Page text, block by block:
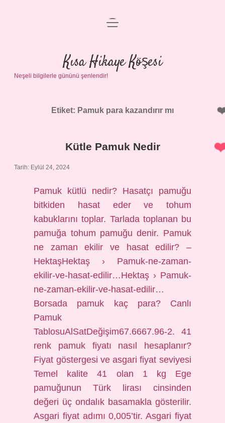
Anasayfa
Gizlilik Politikası
Yasal Uyarı
menüyü
Kısa Hikaye Köşesi
Neşeli bilgilerle gününü şenlendir!
Etiket: Pamuk para kazandırır mı
Kütle Pamuk Nedir
Tarih: Eylül 24, 2024
Pamuk kütlü nedir? Hasatçı pamuğu
bitkiden hasat eder ve tohum
kabuklarını toplar. Tarlada toplanan bu
pamuğa tohum pamuğu denir. Pamuk
ne zaman ekilir ve hasat edilir? –
HektaşHektaş › Pamuk-ne-zaman-
ekilir-ve-hasat-edilir…Hektaş › Pamuk-
ne-zaman-ekilir-ve-hasat-edilir…
Borsada pamuk kaç para? Canlı
Pamuk
TablosuAlSatDeğişim67.6667.96-2. 41
renk pamuk fiyatı nasıl hesaplanır?
Fiyat göstergesi ve asgari fiyat seviyesi
Temel kalite 41 olan 1 kg Ege
pamuğunun Türk lirası cinsinden
değeri üç ondalık basamakla gösterilir.
Asgari fiyat adımı 0,005’tir. Asgari fiyat